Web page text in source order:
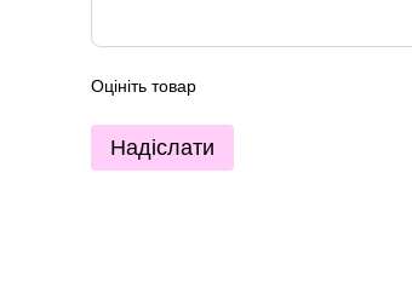
Оцініть товар
Надіслати